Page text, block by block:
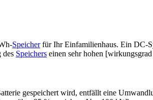
Speicherfür Ihr Einfamilienhaus. Ein DC-
des Speichers einen sehr hohen
gespeichert wird, entfällt eine